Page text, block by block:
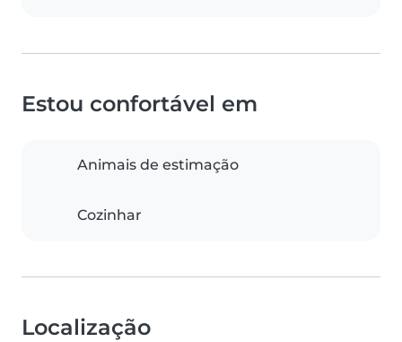
Estou confortável em
Animais de estimação
Cozinhar
Localização